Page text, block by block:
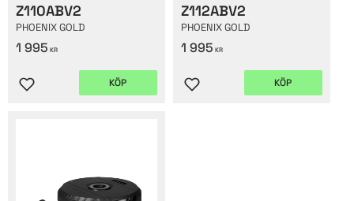
Z110ABV2
PHOENIX GOLD
1 995 KR
Lägg till i favoriter
KÖP
Z112ABV2
PHOENIX GOLD
1 995 KR
Lägg till i favoriter
KÖP